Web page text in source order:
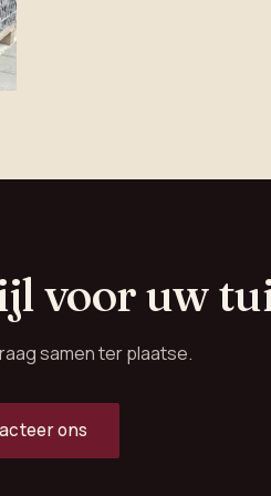
voor uw
samen ter plaatse.
ons